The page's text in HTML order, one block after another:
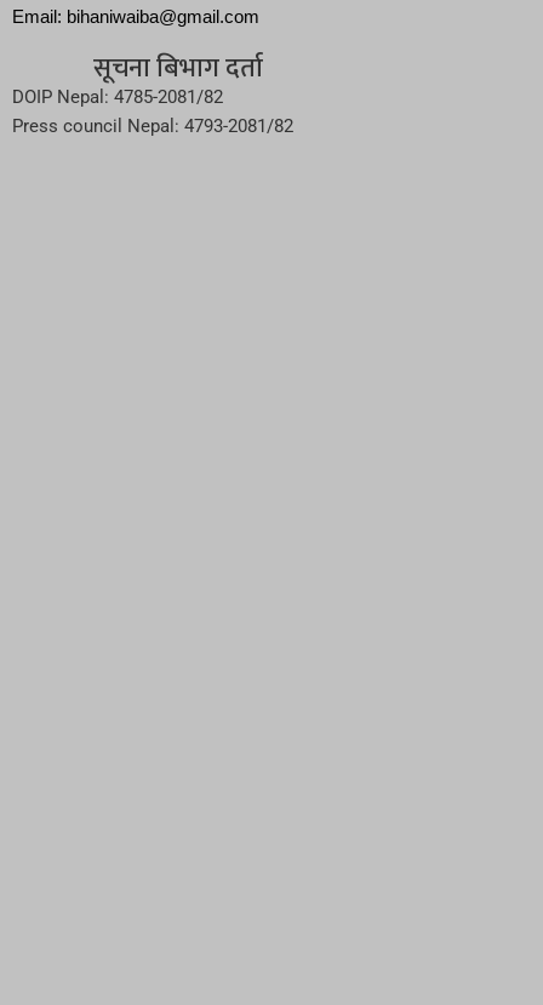
Email: bihaniwaiba@gmail.com
सूचना बिभाग दर्ता
DOIP Nepal: 4785-2081/82
Press council Nepal: 4793-2081/82